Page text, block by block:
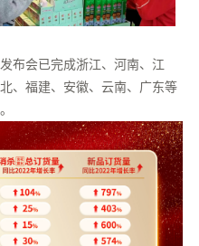
会已完成浙江、河南、江
、福建、安徽、云南、广东等